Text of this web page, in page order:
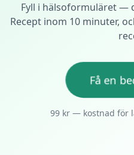
Fyll i hälsoformuläret —
Recept inom 10 minuter,
Få en
99 kr — kostnad för